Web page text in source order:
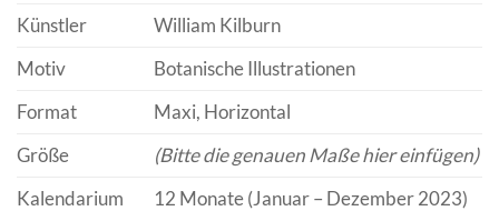
Künstler
William Kilburn
Motiv
Botanische Illustrationen
Format
Maxi, Horizontal
Größe
(Bitte die genauen Maße hier einfügen)
Kalendarium
12 Monate (Januar – Dezember 2023)